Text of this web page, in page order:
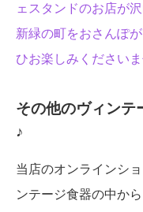
ェスタンドのお店が
新緑の町をおさんぽ
ひお楽しみくださいま
その他のヴィンテ
♪
当店のオンラインシ
ンテージ食器の中か